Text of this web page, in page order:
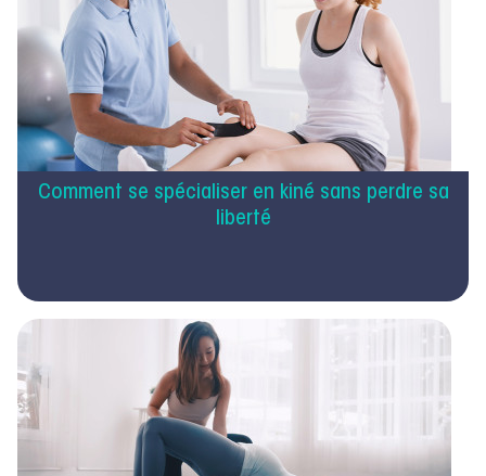
Comment se spécialiser en kiné sans perdre sa
liberté